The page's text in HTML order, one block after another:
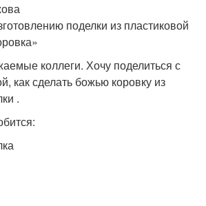
поделки из пластиковой
коллеги. Хочу поделиться с
как сделать божью коровку из
.